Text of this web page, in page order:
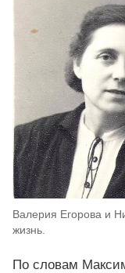
Валерия Егорова и
жизнь.
По словам